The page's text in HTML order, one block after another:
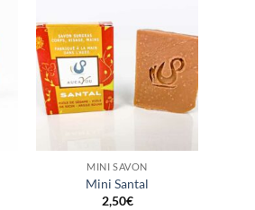
Ajouter
à la
wishlist
MINI SAVON
Mini Santal
2,50€